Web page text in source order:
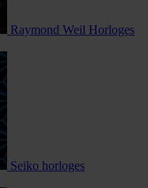
Raymond Weil Horloges
Seiko horloges